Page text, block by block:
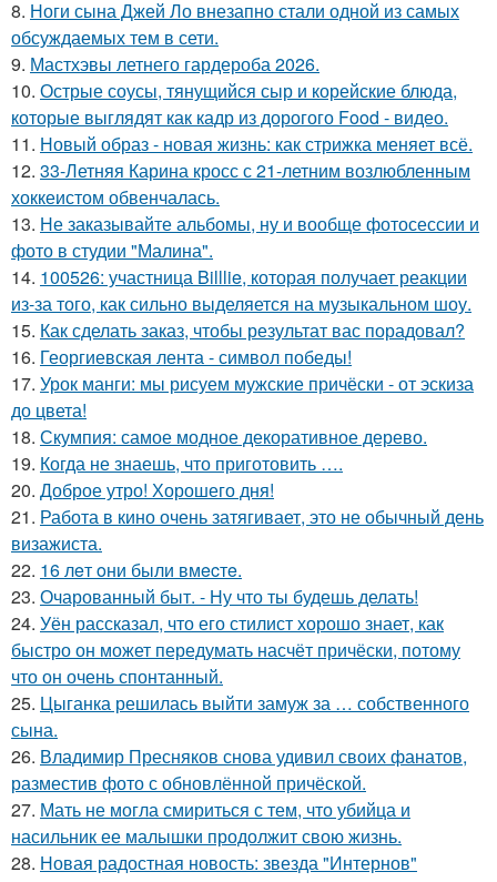
8. Ноги сына Джей Ло внезапно стали одной из самых
обсуждаемых тем в сети.
9. Мастхэвы летнего гардероба 2026.
10. Острые соусы, тянущийся сыр и корейские блюда,
которые выглядят как кадр из дорогого Food - видео.
11. Новый образ - новая жизнь: как стрижка меняет всё.
12. 33-Летняя Карина кросс с 21-летним возлюбленным
хоккеистом обвенчалась.
13. Не заказывайте альбомы, ну и вообще фотосессии и
фото в студии "Малина".
14. 100526: участница Billlie, которая получает реакции
из-за того, как сильно выделяется на музыкальном шоу.
15. Как сделать заказ, чтобы результат вас порадовал?
16. Георгиевская лента - символ победы!
17. Урок манги: мы рисуем мужские причёски - от эскиза
до цвета!
18. Скумпия: самое модное декоративное дерево.
19. Когда не знаешь, что приготовить ….
20. Доброе утро! Хорошего дня!
21. Работа в кино очень затягивает, это не обычный день
визажиста.
22. 16 лeт oни были вмecтe.
23. Очарованный быт. - Ну что ты будешь делать!
24. Уён рассказал, что его стилист хорошо знает, как
быстро он может передумать насчёт причёски, потому
что он очень спонтанный.
25. Цыганка решилась выйти замуж за … собственного
сына.
26. Владимир Пресняков снова удивил своих фанатов,
разместив фото с обновлённой причёской.
27. Мать не могла смириться с тем, что убийца и
насильник ее малышки продолжит свою жизнь.
28. Новая радостная новость: звезда "Интернов"